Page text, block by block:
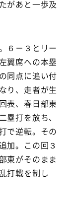
があと一歩及
６－３とリー
翼席への本塁
同点に追い付
り、走者が生
表、春日部東
塁打を放ち、
で逆転。その
加。この回３
東がそのまま
打戦を制し